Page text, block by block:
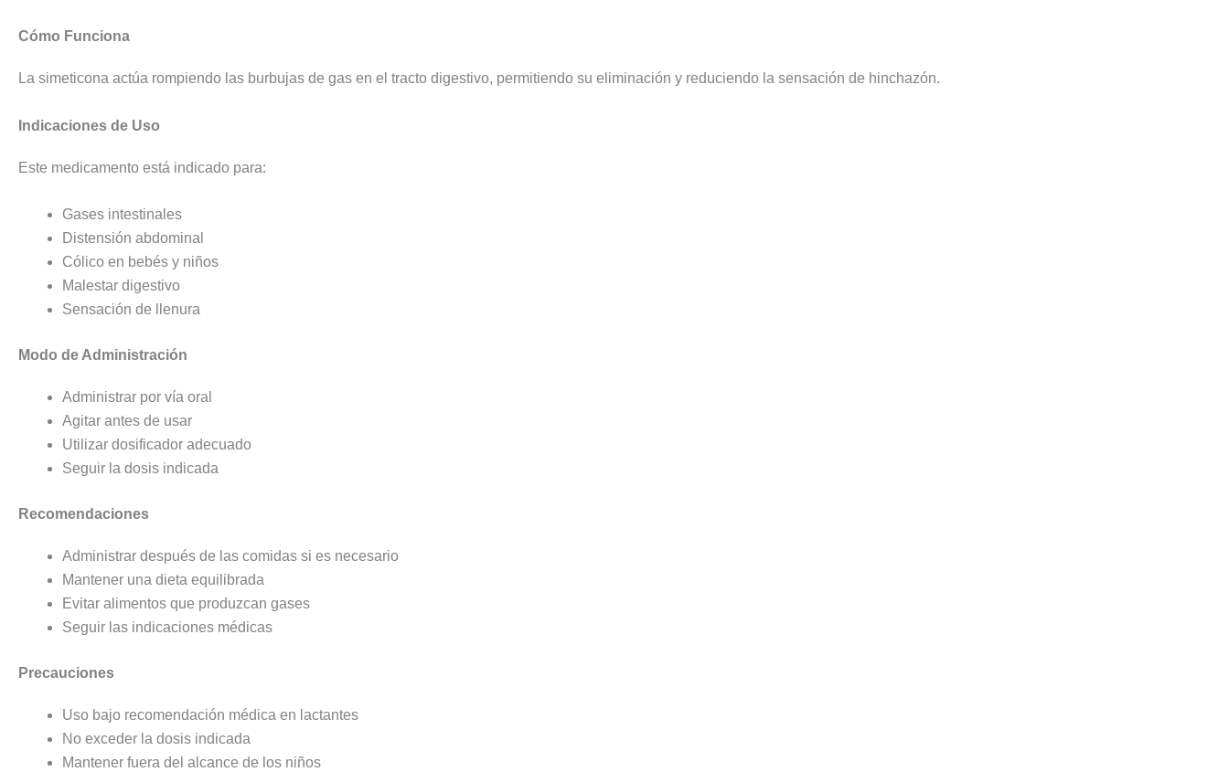
Cómo Funciona
La simeticona actúa rompiendo las burbujas de gas en el tracto digestivo, permitiendo su eliminación y reduciendo la sensación de hinchazón.
Indicaciones de Uso
Este medicamento está indicado para:
Gases intestinales
Distensión abdominal
Cólico en bebés y niños
Malestar digestivo
Sensación de llenura
Modo de Administración
Administrar por vía oral
Agitar antes de usar
Utilizar dosificador adecuado
Seguir la dosis indicada
Recomendaciones
Administrar después de las comidas si es necesario
Mantener una dieta equilibrada
Evitar alimentos que produzcan gases
Seguir las indicaciones médicas
Precauciones
Uso bajo recomendación médica en lactantes
No exceder la dosis indicada
Mantener fuera del alcance de los niños